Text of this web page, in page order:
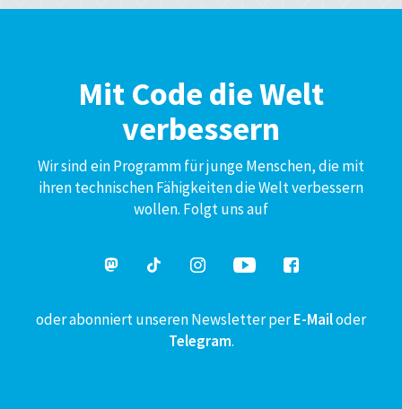
Mit Code die Welt
verbessern
Wir sind ein Programm für junge Menschen, die mit
ihren technischen Fähigkeiten die Welt verbessern
wollen. Folgt uns auf
oder abonniert unseren Newsletter perE-Mailoder
Telegram.